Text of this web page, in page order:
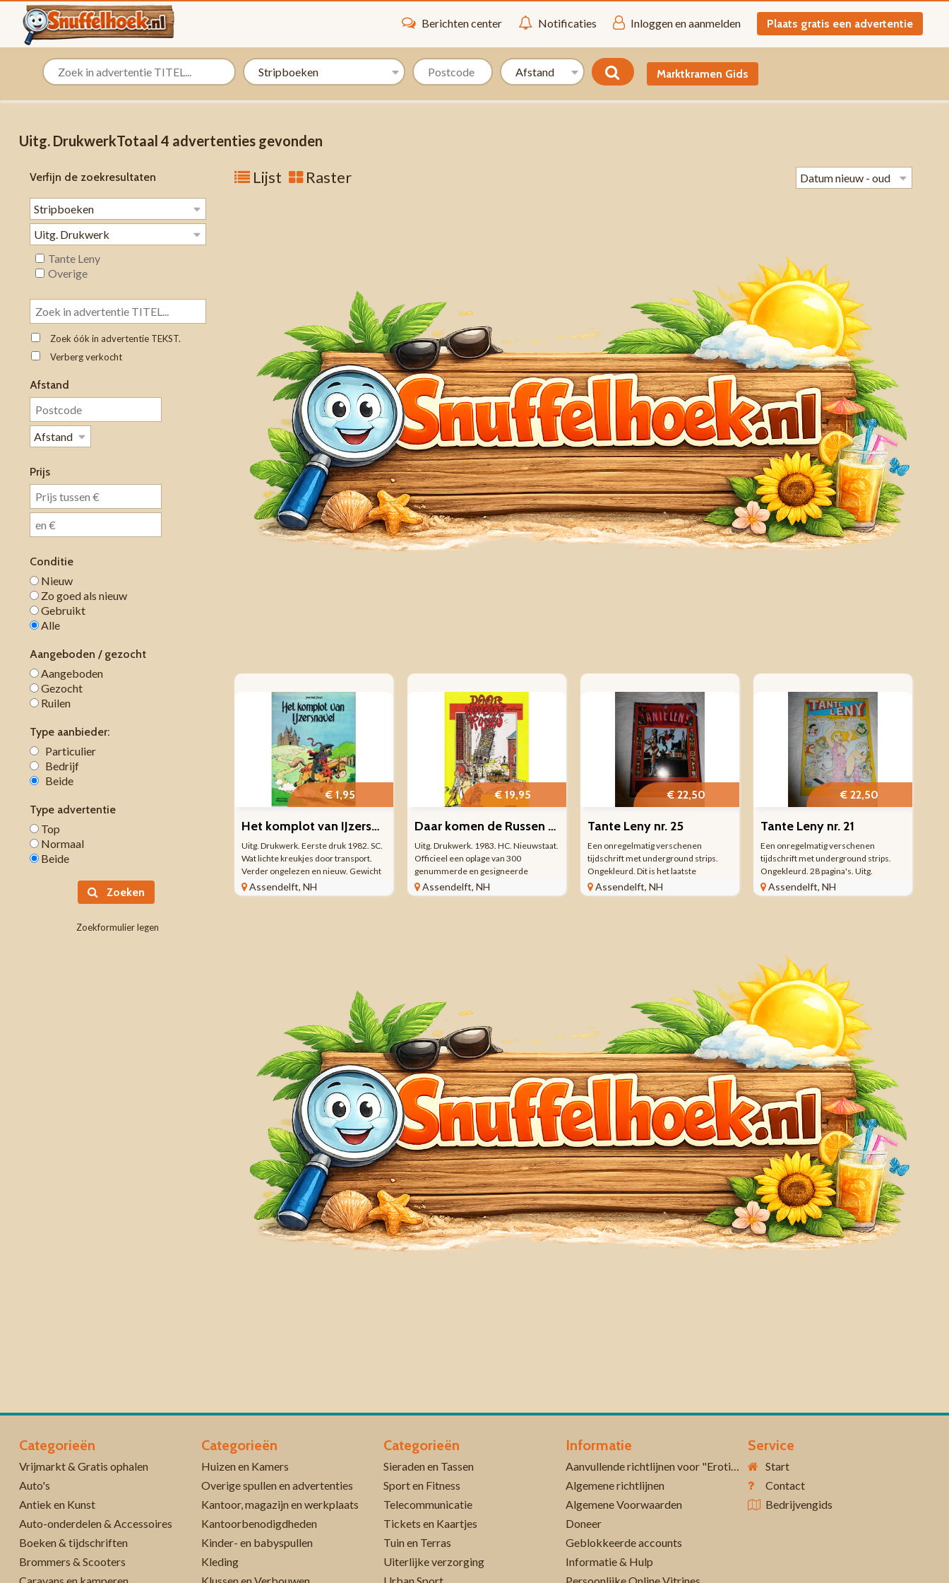
Berichten center Notificaties Inloggen en aanmelden Plaats gratis een advertentie
Marktkramen Gids
Uitg. DrukwerkTotaal 4 advertenties gevonden
Verfijn de zoekresultaten
Tante Leny
Overige
Zoek óók in advertentie TEKST.
Verberg verkocht
Afstand
Prijs
Conditie
Nieuw
Zo goed als nieuw
Gebruikt
Alle
Aangeboden / gezocht
Aangeboden
Gezocht
Ruilen
Type aanbieder:
Particulier
Bedrijf
Beide
Type advertentie
Top
Normaal
Beide
Zoeken
Zoekformulier legen
Lijst Raster
€ 1,95
Het komplot van IJzersnavel
Uitg. Drukwerk. Eerste druk 1982. SC.
Wat lichte kreukjes door transport.
Verder ongelezen en nieuw. Gewicht
177 gram. Verzendkosten vanaf €
3,95. Prijs € 1,95.
Assendelft, NH
€ 19,95
Daar komen de Russen – Kroon en Kroon
Uitg. Drukwerk. 1983. HC. Nieuwstaat.
Officieel een oplage van 300
genummerde en gesigneerde
exemplaren. Ik heb hier echter een
exemplaar, dat men is vergeten te
Assendelft, NH
€ 22,50
Tante Leny nr. 25
Een onregelmatig verschenen
tijdschrift met underground strips.
Ongekleurd. Dit is het laatste
nummer. Ik heb echter gehoord, dat
kortgeleden (na ca. 40 jaar!) toch nog
Assendelft, NH
€ 22,50
Tante Leny nr. 21
Een onregelmatig verschenen
tijdschrift met underground strips.
Ongekleurd. 28 pagina's. Uitg.
Drukwerk. 1976. Door transport zijn
enkele minieme vouwtjes
Assendelft, NH
Categorieën
Vrijmarkt & Gratis ophalen
Auto's
Antiek en Kunst
Auto-onderdelen & Accessoires
Boeken & tijdschriften
Brommers & Scooters
Caravans en kamperen
Categorieën
Huizen en Kamers
Overige spullen en advertenties
Kantoor, magazijn en werkplaats
Kantoorbenodigdheden
Kinder- en babyspullen
Kleding
Klussen en Verbouwen
Categorieën
Sieraden en Tassen
Sport en Fitness
Telecommunicatie
Tickets en Kaartjes
Tuin en Terras
Uiterlijke verzorging
Urban Sport
Informatie
Algemene richtlijnen
Algemene Voorwaarden
Doneer
Geblokkeerde accounts
Informatie & Hulp
Persoonlijke Online Vitrines
Service
Start
Contact
Bedrijvengids